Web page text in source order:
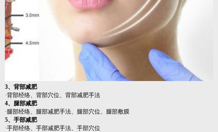
3、背部减肥
·背部经络、背部穴位、背部减肥手法
4、腿部减肥
·腿部经络、腿部减肥手法、腿部穴位、腿部敷膜
5、手部减肥
·手部经络、手部减肥手法、手部穴位